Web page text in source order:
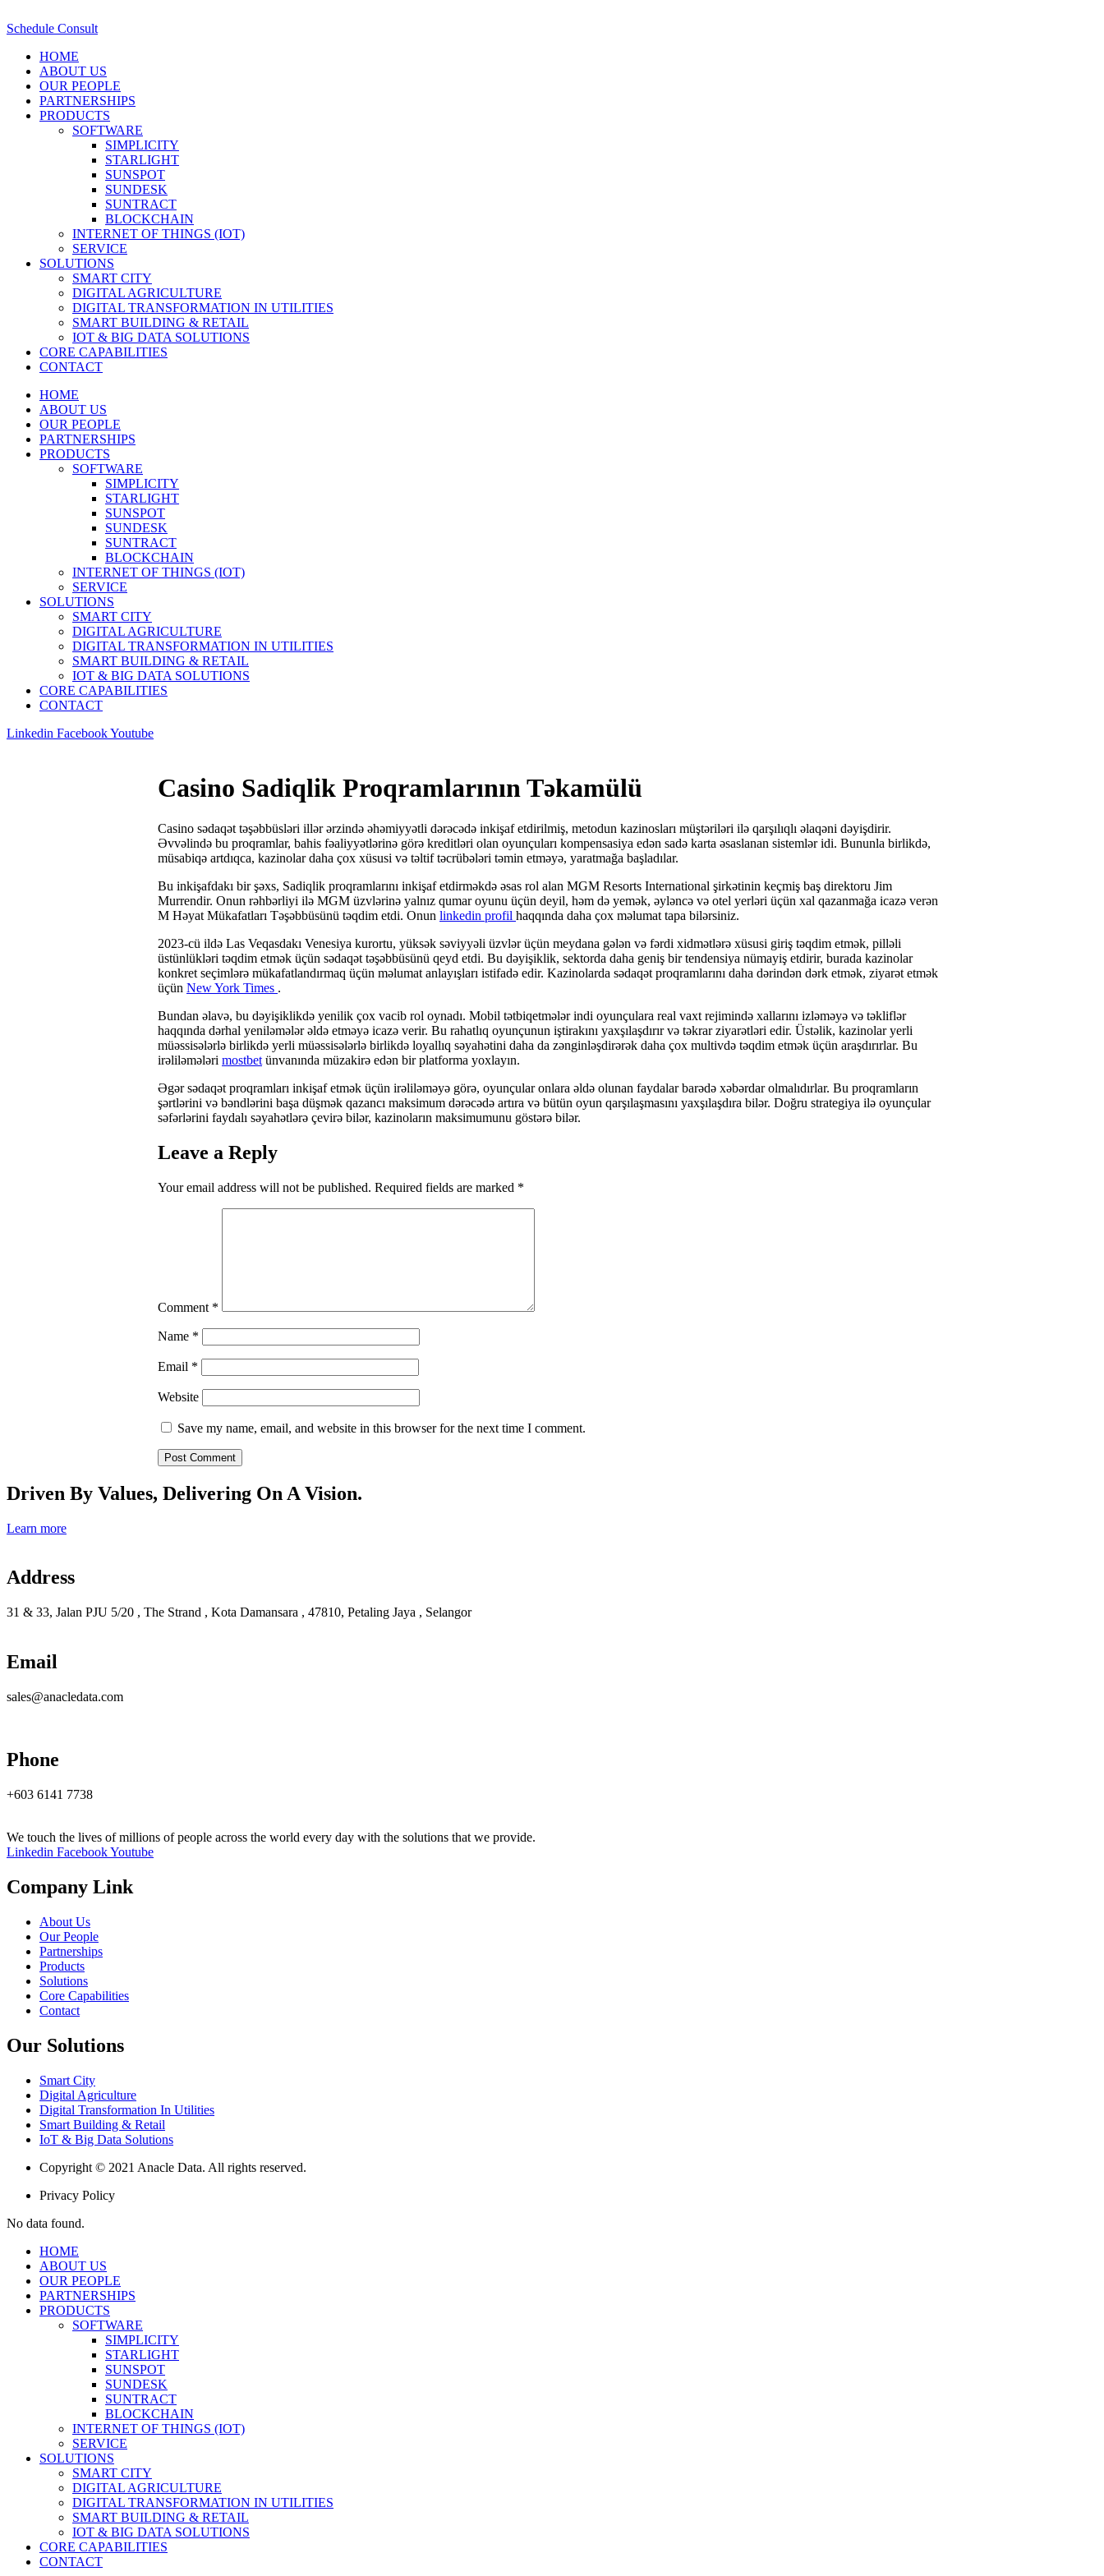
Schedule Consult
HOME
ABOUT US
OUR PEOPLE
PARTNERSHIPS
PRODUCTS
SOFTWARE
SIMPLICITY
STARLIGHT
SUNSPOT
SUNDESK
SUNTRACT
BLOCKCHAIN
INTERNET OF THINGS (IOT)
SERVICE
SOLUTIONS
SMART CITY
DIGITAL AGRICULTURE
DIGITAL TRANSFORMATION IN UTILITIES
SMART BUILDING & RETAIL
IOT & BIG DATA SOLUTIONS
CORE CAPABILITIES
CONTACT
HOME
ABOUT US
OUR PEOPLE
PARTNERSHIPS
PRODUCTS
SOFTWARE
SIMPLICITY
STARLIGHT
SUNSPOT
SUNDESK
SUNTRACT
BLOCKCHAIN
INTERNET OF THINGS (IOT)
SERVICE
SOLUTIONS
SMART CITY
DIGITAL AGRICULTURE
DIGITAL TRANSFORMATION IN UTILITIES
SMART BUILDING & RETAIL
IOT & BIG DATA SOLUTIONS
CORE CAPABILITIES
CONTACT
Linkedin FacebookYoutube
Casino Sadiqlik Proqramlarının Təkamülü
Casino sədaqət təşəbbüsləri illər ərzində əhəmiyyətli dərəcədə inkişaf etdirilmiş, metodun kazinosları müştəriləri ilə qarşılıqlı əlaqəni dəyişdirir.
Əvvəlində bu proqramlar, bahis fəaliyyətlərinə görə kreditləri olan oyunçuları kompensasiya edən sadə karta əsaslanan sistemlər idi. Bununla birlikdə,
müsabiqə artdıqca, kazinolar daha çox xüsusi və təltif təcrübələri təmin etməyə, yaratmağa başladılar.
Bu inkişafdakı bir şəxs, Sadiqlik proqramlarını inkişaf etdirməkdə əsas rol alan MGM Resorts International şirkətinin keçmiş baş direktoru Jim
Murrendir. Onun rəhbərliyi ilə MGM üzvlərinə yalnız qumar oyunu üçün deyil, həm də yemək, əyləncə və otel yerləri üçün xal qazanmağa icazə verən
M Həyat Mükafatları Təşəbbüsünü təqdim etdi. Onun linkedin profil haqqında daha çox məlumat tapa bilərsiniz.
2023-cü ildə Las Veqasdakı Venesiya kurortu, yüksək səviyyəli üzvlər üçün meydana gələn və fərdi xidmətlərə xüsusi giriş təqdim etmək, pilləli
üstünlükləri təqdim etmək üçün sədaqət təşəbbüsünü qeyd etdi. Bu dəyişiklik, sektorda daha geniş bir tendensiya nümayiş etdirir, burada kazinolar
konkret seçimlərə mükafatlandırmaq üçün məlumat anlayışları istifadə edir. Kazinolarda sədaqət proqramlarını daha dərindən dərk etmək, ziyarət etmək
üçün New York Times .
Bundan əlavə, bu dəyişiklikdə yenilik çox vacib rol oynadı. Mobil tətbiqetmələr indi oyunçulara real vaxt rejimində xallarını izləməyə və təkliflər
haqqında dərhal yeniləmələr əldə etməyə icazə verir. Bu rahatlıq oyunçunun iştirakını yaxşılaşdırır və təkrar ziyarətləri edir. Üstəlik, kazinolar yerli
müəssisələrlə birlikdə yerli müəssisələrlə birlikdə loyallıq səyahətini daha da zənginləşdirərək daha çox multivdə təqdim etmək üçün araşdırırlar. Bu
irəliləmələri mostbet ünvanında müzakirə edən bir platforma yoxlayın.
Əgər sədaqət proqramları inkişaf etmək üçün irəliləməyə görə, oyunçular onlara əldə olunan faydalar barədə xəbərdar olmalıdırlar. Bu proqramların
şərtlərini və bəndlərini başa düşmək qazancı maksimum dərəcədə artıra və bütün oyun qarşılaşmasını yaxşılaşdıra bilər. Doğru strategiya ilə oyunçular
səfərlərini faydalı səyahətlərə çevirə bilər, kazinoların maksimumunu göstərə bilər.
Leave a Reply
Your email address will not be published. Required fields are marked *
Comment *
Name *
Email *
Website
Save my name, email, and website in this browser for the next time I comment.
Driven By Values, Delivering On A Vision.
Learn more
Address
31 & 33, Jalan PJU 5/20 , The Strand , Kota Damansara , 47810, Petaling Jaya , Selangor
Email
sales@anacledata.com
Phone
+603 6141 7738
We touch the lives of millions of people across the world every day with the solutions that we provide.
Linkedin FacebookYoutube
Company Link
About Us
Our People
Partnerships
Products
Solutions
Core Capabilities
Contact
Our Solutions
Smart City
Digital Agriculture
Digital Transformation In Utilities
Smart Building & Retail
IoT & Big Data Solutions
Copyright © 2021 Anacle Data. All rights reserved.
Privacy Policy
No data found.
HOME
ABOUT US
OUR PEOPLE
PARTNERSHIPS
PRODUCTS
SOFTWARE
SIMPLICITY
STARLIGHT
SUNSPOT
SUNDESK
SUNTRACT
BLOCKCHAIN
INTERNET OF THINGS (IOT)
SERVICE
SOLUTIONS
SMART CITY
DIGITAL AGRICULTURE
DIGITAL TRANSFORMATION IN UTILITIES
SMART BUILDING & RETAIL
IOT & BIG DATA SOLUTIONS
CORE CAPABILITIES
CONTACT